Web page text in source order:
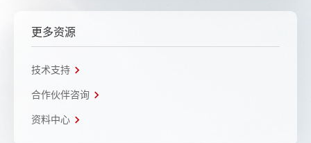
更多资源
技术支持
合作伙伴咨询
资料中心